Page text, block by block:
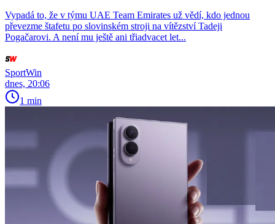
Vypadá to, že v týmu UAE Team Emirates už vědí, kdo jednou
převezme štafetu po slovinském stroji na vítězství Tadeji
Pogačarovi. A není mu ještě ani třiadvacet let...
SportWin
dnes, 20:06
1 min